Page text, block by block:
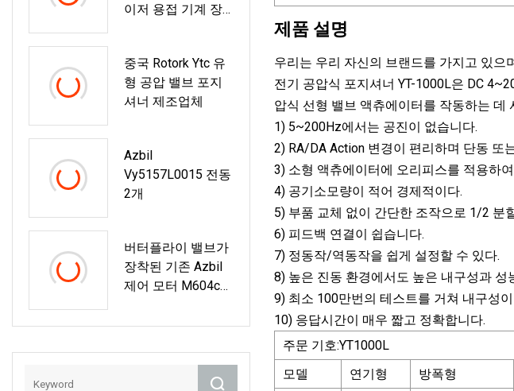
이저 용접 기계 장
중국 Rotork Ytc 유
형 공압 밸브 포지
셔너 제조업체
Azbil
Vy5157L0015 전동
2개
버터플라이 밸브가
장착된 기존 Azbil
제어 모터 M604c
Ecm3000
제품 설명
우리는 우리 자신의 브랜드를 가지고 있으
전기 공압식 포지셔너 YT-1000L은 DC
압식 선형 밸브 액츄에이터를 작동하는 데
1) 5~200Hz에서는 공진이 없습니다.
2) RA/DA Action 변경이 편리하며 단동 또
3) 소형 액츄에이터에 오리피스를 적용하
4) 공기소모량이 적어 경제적이다.
5) 부품 교체 없이 간단한 조작으로 1/2 분
6) 피드백 연결이 쉽습니다.
7) 정동작/역동작을 쉽게 설정할 수 있다.
8) 높은 진동 환경에서도 높은 내구성과
9) 최소 100만번의 테스트를 거쳐 내구성
10) 응답시간이 매우 짧고 정확합니다.
주문 기호:YT1000L
모델
연기형 방폭형